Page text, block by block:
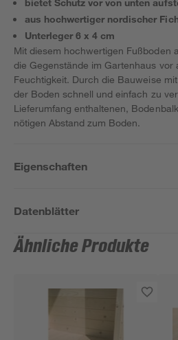
bietet Schutz vor von unten
aus hochwertiger nordischer
Unterleger 6 x 4 cm
Mit diesem hochwertigen Fußboden
die Gegenstände im Gartenhaus vor
Feuchtigkeit. Durch die Bauweise
der Boden schnell und einfach zu
Lieferumfang enthaltenen,
nötigen Abstand zum Boden.
Eigenschaften
Datenblätter
Ähnliche Produkte